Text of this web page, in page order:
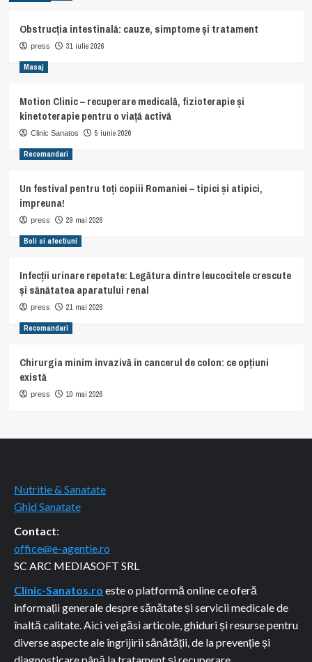
Obstrucția intestinală: cauze, simptome și tratament
press 31 iulie 2026
Masaj
Motion Clinic – recuperare medicală, fizioterapie și
kinetoterapie pentru o viață activă
Clinic Sanatos 5 iunie 2026
Recomandari
Un festival pentru toți copiii Romaniei – tipici și atipici,
impreuna!
press 29 mai 2026
Boli si afectiuni
Infecții urinare repetate: Legătura dintre leucocitele crescute
și sănătatea aparatului renal
press 21 mai 2026
Recomandari
Chirurgia minim invazivă în cancerul de colon: ce opțiuni
există
press 10 mai 2026
Nutritie & Sanatate
Ghid Sanatate
Contact:
office@e-agentie.ro
SC ARC MEDIASOFT SRL
Clinic-Sanatos.ro este o platformă online ce oferă
informații generale despre sănătate și servicii medicale de
înaltă calitate. Aici vei găsi articole, ghiduri și resurse pentru
diverse aspecte ale îngrijirii sănătății, de la prevenție și